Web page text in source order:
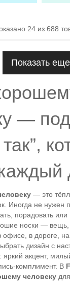
24 из 688
Показать еще
—
— это
Иногда не нужен
порадовать
носки — вещь,
офисе, в дороге, на
дизайн с
акцент,
комплимент. В
человеку